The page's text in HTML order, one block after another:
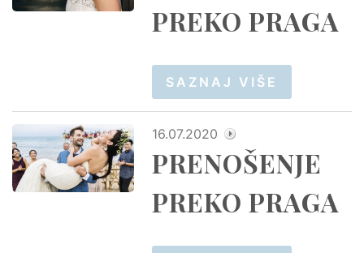
PREKO PRAGA
SAZNAJ VIŠE
16.07.2020
PRENOŠENJE
PREKO PRAGA